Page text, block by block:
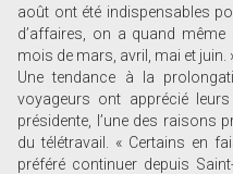
août ont été indispensables
d’affaires, on a quand
mois de mars, avril, mai et juin.
Une tendance à la
voyageurs ont apprécié
présidente, l’une des raisons
du télétravail. « Certains en
préféré continuer depuis